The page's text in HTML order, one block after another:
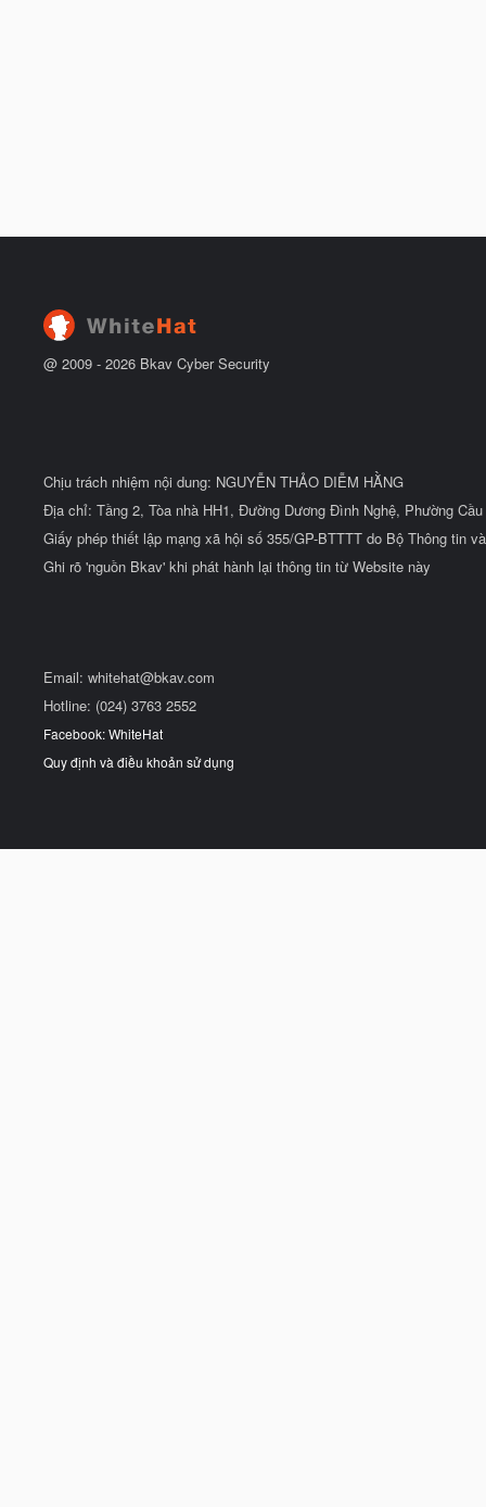
@ 2009 - 2026 Bkav Cyber Security
Chịu trách nhiệm nội dung: NGUYỄN THẢO DIỄM HẰNG
Địa chỉ: Tầng 2, Tòa nhà HH1, Đường Dương Đình Nghệ, Phường
Giấy phép thiết lập mạng xã hội số 355/GP-BTTTT do Bộ Thông tin
Ghi rõ 'nguồn Bkav' khi phát hành lại thông tin từ Website này
Email: whitehat@bkav.com
Hotline: (024) 3763 2552
Facebook: WhiteHat
Quy định và điều khoản sử dụng